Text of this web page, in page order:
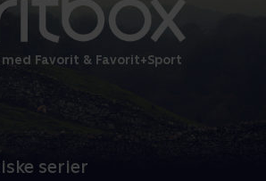
med Favorit & Favorit+Sport
serier